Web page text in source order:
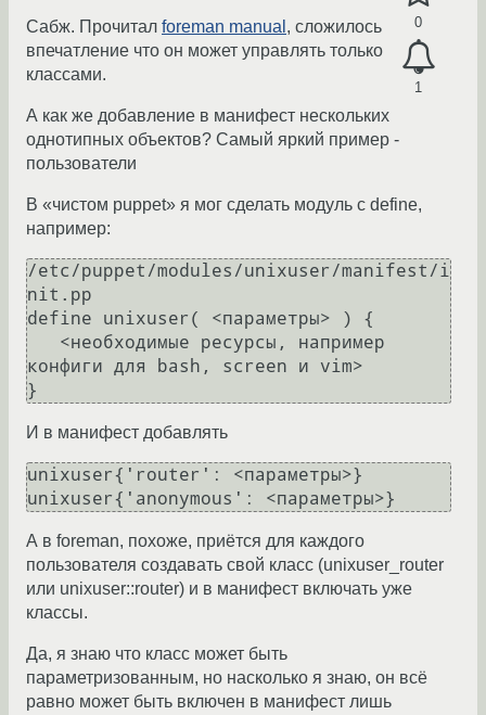
0
1
Сабж. Прочитал foreman manual , сложилось
впечатление что он может управлять только
классами.
А как же добавление в манифест нескольких
однотипных объектов? Самый яркий пример -
пользователи
В «чистом puppet» я мог сделать модуль с define,
например:
/etc/puppet/modules/unixuser/manifest/i
nit.pp
define unixuser( <параметры> ) {
конфиги для bash, screen и vim>
}
И в манифест добавлять
unixuser{'router': <параметры>}
unixuser{'anonymous': <параметры>}
А в foreman, похоже, приётся для каждого
пользователя создавать свой класс (unixuser_router
или unixuser::router) и в манифест включать уже
классы.
Да, я знаю что класс может быть
параметризованным, но насколько я знаю, он всё
равно может быть включен в манифест лишь